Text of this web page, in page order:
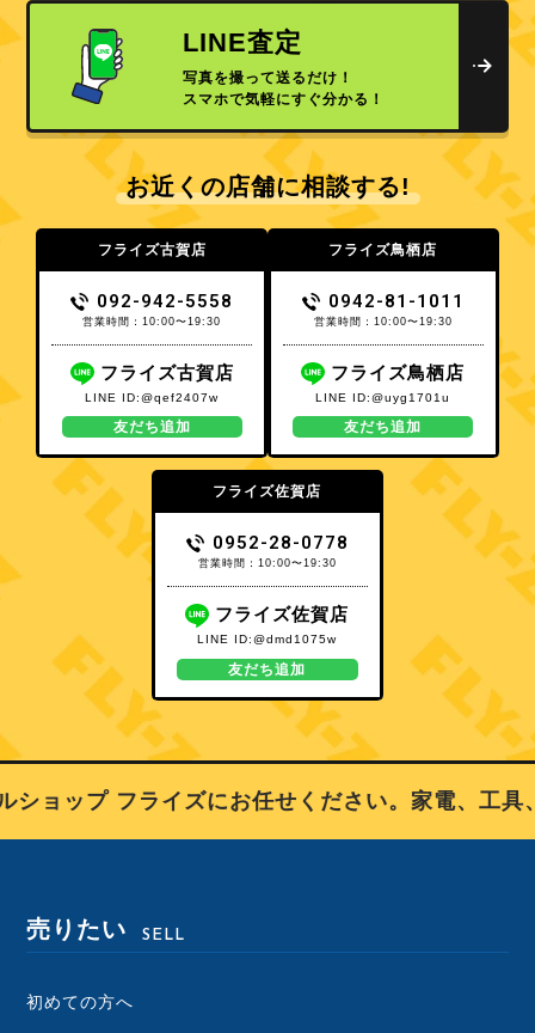
LINE査定
写真を撮って送るだけ！
スマホで気軽にすぐ分かる！
お近くの店舗に相談する!
フライズ古賀店
092-942-5558
営業時間：10:00〜19:30
フライズ古賀店
LINE ID:@qef2407w
友だち追加
フライズ鳥栖店
0942-81-1011
営業時間：10:00〜19:30
フライズ鳥栖店
LINE ID:@uyg1701u
友だち追加
フライズ佐賀店
0952-28-0778
営業時間：10:00〜19:30
フライズ佐賀店
LINE ID:@dmd1075w
友だち追加
ップ フライズにお任せください。家電、工具
売りたい SELL
初めての方へ